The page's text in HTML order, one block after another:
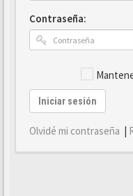
Contraseña:
Iniciar sesión
Olvidé mi contraseña |